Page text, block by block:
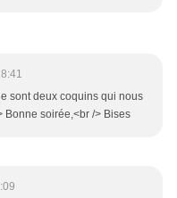
sont deux coquins qui nous
Bonne soirée,<br /> Bises